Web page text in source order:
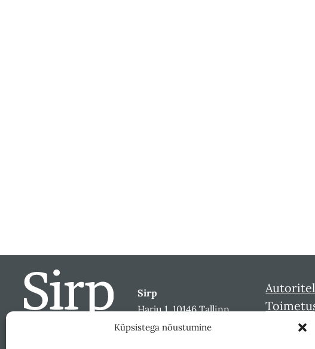
Küpsistega nõustumine
Sirp
Harju 1, 10146 Tallinn
sirp@sirp.ee
Sirbi